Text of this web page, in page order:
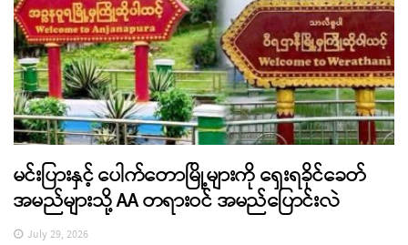
မင်းပြားနှင့် ပေါက်တောမြို့များကို ရှေးရခိုင်ခေတ်
အမည်များသို့ AA တရားဝင် အမည်ပြောင်းလဲ
July 29, 2026